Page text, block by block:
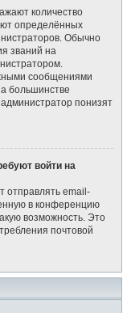
количество
определённых
Обычно
званий на
сообщениями
большинстве
понизят
войти на
отправлять email-
в конференцию
возможность. Это
почтовой